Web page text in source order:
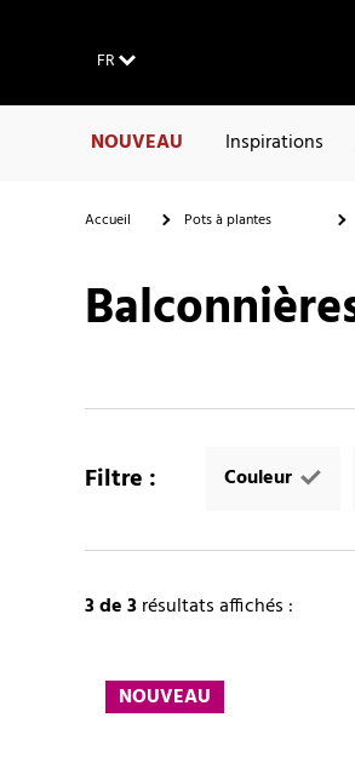
FR
NOUVEAU Inspirations
Accueil Pots à plantes
Filtre : Couleur
3de 3résultats affichés :
NOUVEAU